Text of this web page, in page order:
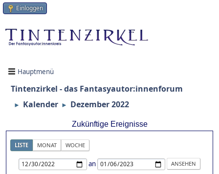
Einloggen
Hauptmenü
Tintenzirkel - das Fantasyautor:innenforum
► Kalender ► Dezember 2022
Zukünftige Ereignisse
LISTE MONAT WOCHE
an